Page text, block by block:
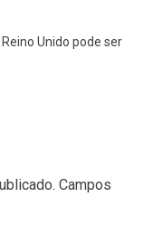
Unido pode ser
Campos